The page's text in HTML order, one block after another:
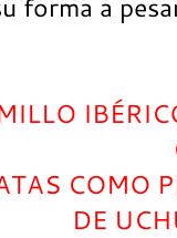
forma a
COMO
DE